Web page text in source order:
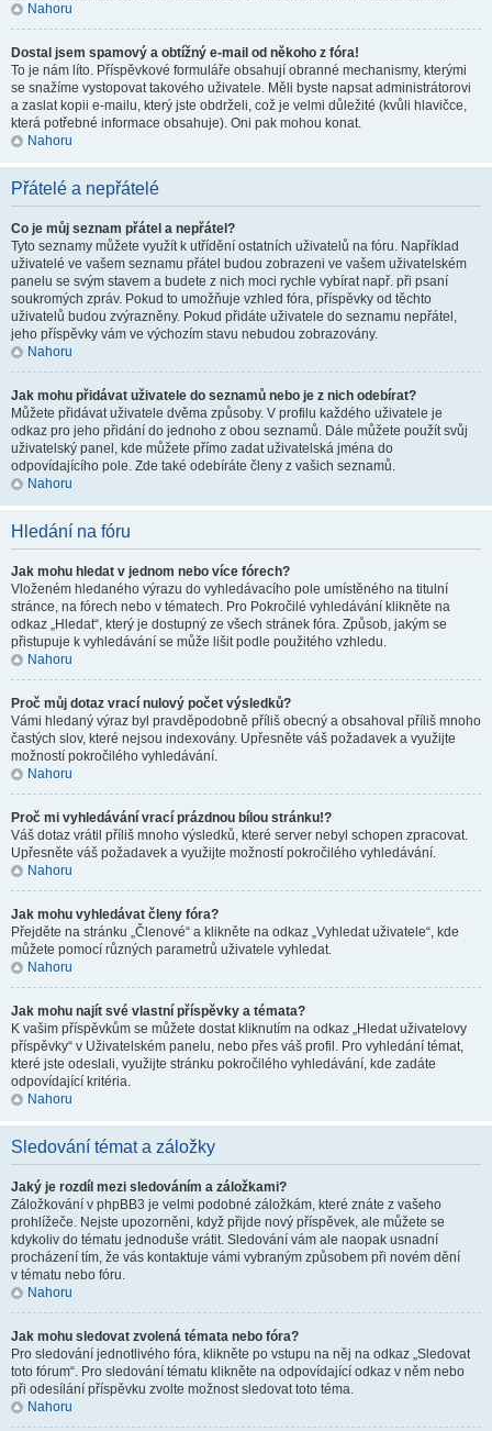
Nahoru
Dostal jsem spamový a obtížný e-mail od někoho z fóra!
To je nám líto. Příspěvkové formuláře obsahují obranné mechanismy, kterými
se snažíme vystopovat takového uživatele. Měli byste napsat administrátorovi
a zaslat kopii e-mailu, který jste obdrželi, což je velmi důležité (kvůli hlavičce,
která potřebné informace obsahuje). Oni pak mohou konat.
Nahoru
Přátelé a nepřátelé
Co je můj seznam přátel a nepřátel?
Tyto seznamy můžete využít k utřídění ostatních uživatelů na fóru. Například
uživatelé ve vašem seznamu přátel budou zobrazeni ve vašem uživatelském
panelu se svým stavem a budete z nich moci rychle vybírat např. při psaní
soukromých zpráv. Pokud to umožňuje vzhled fóra, příspěvky od těchto
uživatelů budou zvýrazněny. Pokud přidáte uživatele do seznamu nepřátel,
jeho příspěvky vám ve výchozím stavu nebudou zobrazovány.
Nahoru
Jak mohu přidávat uživatele do seznamů nebo je z nich odebírat?
Můžete přidávat uživatele dvěma způsoby. V profilu každého uživatele je
odkaz pro jeho přidání do jednoho z obou seznamů. Dále můžete použít svůj
uživatelský panel, kde můžete přímo zadat uživatelská jména do
odpovídajícího pole. Zde také odebíráte členy z vašich seznamů.
Nahoru
Hledání na fóru
Jak mohu hledat v jednom nebo více fórech?
Vloženém hledaného výrazu do vyhledávacího pole umístěného na titulní
stránce, na fórech nebo v tématech. Pro Pokročilé vyhledávání klikněte na
odkaz „Hledat“, který je dostupný ze všech stránek fóra. Způsob, jakým se
přistupuje k vyhledávání se může lišit podle použitého vzhledu.
Nahoru
Proč můj dotaz vrací nulový počet výsledků?
Vámi hledaný výraz byl pravděpodobně příliš obecný a obsahoval příliš mnoho
častých slov, které nejsou indexovány. Upřesněte váš požadavek a využijte
možností pokročilého vyhledávání.
Nahoru
Proč mi vyhledávání vrací prázdnou bílou stránku!?
Váš dotaz vrátil příliš mnoho výsledků, které server nebyl schopen zpracovat.
Upřesněte váš požadavek a využijte možností pokročilého vyhledávání.
Nahoru
Jak mohu vyhledávat členy fóra?
Přejděte na stránku „Členové“ a klikněte na odkaz „Vyhledat uživatele“, kde
můžete pomocí různých parametrů uživatele vyhledat.
Nahoru
Jak mohu najít své vlastní příspěvky a témata?
K vašim příspěvkům se můžete dostat kliknutím na odkaz „Hledat uživatelovy
příspěvky“ v Uživatelském panelu, nebo přes váš profil. Pro vyhledání témat,
které jste odeslali, využijte stránku pokročilého vyhledávání, kde zadáte
odpovídající kritéria.
Nahoru
Sledování témat a záložky
Jaký je rozdíl mezi sledováním a záložkami?
Záložkování v phpBB3 je velmi podobné záložkám, které znáte z vašeho
prohlížeče. Nejste upozorněni, když přijde nový příspěvek, ale můžete se
kdykoliv do tématu jednoduše vrátit. Sledování vám ale naopak usnadní
procházení tím, že vás kontaktuje vámi vybraným způsobem při novém dění
v tématu nebo fóru.
Nahoru
Jak mohu sledovat zvolená témata nebo fóra?
Pro sledování jednotlivého fóra, klikněte po vstupu na něj na odkaz „Sledovat
toto fórum“. Pro sledování tématu klikněte na odpovídající odkaz v něm nebo
při odesílání příspěvku zvolte možnost sledovat toto téma.
Nahoru